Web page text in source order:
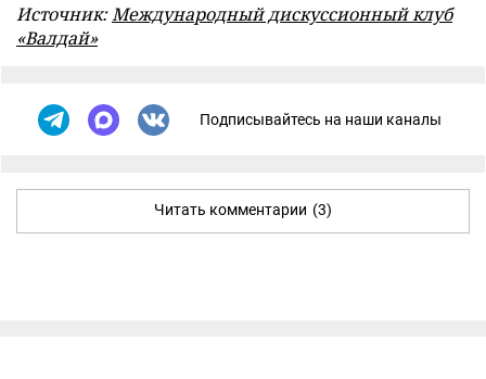
Источник:Международный дискуссионный клуб
«Валдай»
Подписывайтесь на наши каналы
Читать комментарии (3)